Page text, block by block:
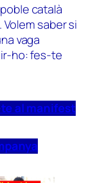
català
saber si
vaga
ho: fes-te
al manifest